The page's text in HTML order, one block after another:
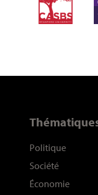
Politique
Société
Économie